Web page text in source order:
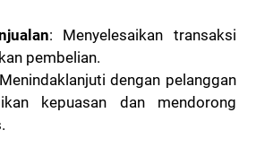
: Menyelesaikan transaksi
pembelian.
dengan pelanggan
kepuasan dan mendorong